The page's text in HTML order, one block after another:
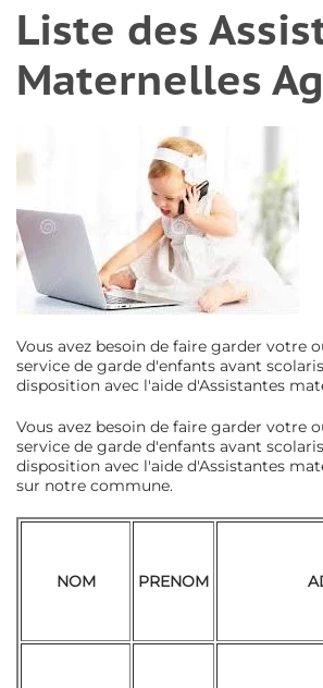
Liste des
Maternelles
Vous avez besoin de faire garder votre
service de garde d'enfants avant
disposition avec l'aide d'Assistantes
Vous avez besoin de faire garder votre
service de garde d'enfants avant
disposition avec l'aide d'Assistantes
sur notre commune.
NOM PRENOM